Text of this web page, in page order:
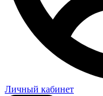
Личный кабинет